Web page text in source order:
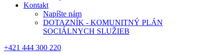
Kontakt
Napíšte nám
DOTAZNÍK - KOMUNITNÝ PLÁN
SOCIÁLNYCH SLUŽIEB
+421 444 300 220